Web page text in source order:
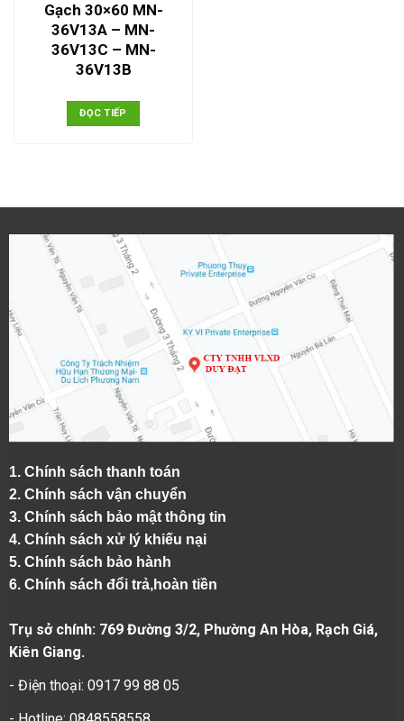
Gạch 30×60 MN-
36V13A – MN-
36V13C – MN-
36V13B
ĐỌC TIẾP
1. Chính sách thanh toán
2. Chính sách vận chuyển
3. Chính sách bảo mật thông tin
4. Chính sách xử lý khiếu nại
5. Chính sách bảo hành
6. Chính sách đổi trả,hoàn tiền
Trụ sở chính: 769 Đường 3/2, Phường An Hòa, Rạch Giá,
Kiên Giang.
- Điện thoại: 0917 99 88 05